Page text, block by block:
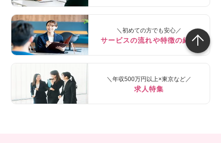
＼初めての方でも安心／
サービスの流れや特徴の紹介
＼年収500万円以上×東京など／
求人特集